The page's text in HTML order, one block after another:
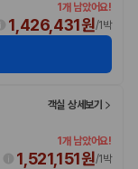
1개 남았어요!
1,426,431원/1박
객실 상세보기
1개 남았어요!
1,521,151원/1박